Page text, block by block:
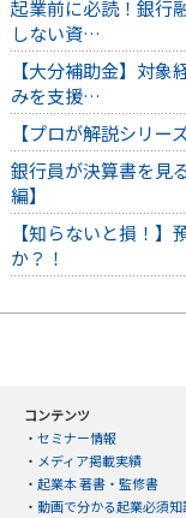
起業前に必読！銀行
しない資…
【大分補助金】対
みを支援…
【プロが解説シリ
銀行員が決算書を見
編】
【知らないと損！
か？！
コンテンツ
・ セミナー情報
・ メディア掲載実績
・ 起業本 著書・監修書
・ 動画で分かる起業必須知